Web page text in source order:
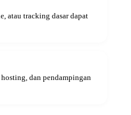
atau tracking dasar dapat
dan pendampingan